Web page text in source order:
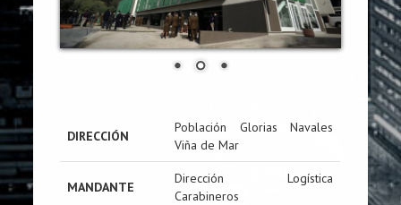
DIRECCIÓN
Población Glorias Navales
Viña de Mar
MANDANTE
Dirección Logística
Carabineros